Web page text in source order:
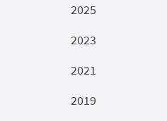
2025
2023
2021
2019